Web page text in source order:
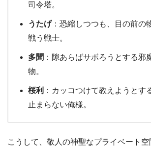
司令塔。
うたげ：恐縮しつつも、目の前の
戦う戦士。
多聞 ：隙あらばサボろうとする邪
物。
桜利 ：カッコつけて教えようとす
止まらない俺様。
こうして、敬人の神聖なプライベート空